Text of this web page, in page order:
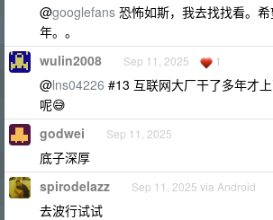
@googlefans 恐怖如斯，我去找找看。
年。。
wulin2008 Sep 11, 2025 1
@lns04226 #13 互联网大厂干了多年才
呢😅
godwei Sep 11, 2025
底子深厚
spirodelazz Sep 11, 2025 via Android
去波行试试